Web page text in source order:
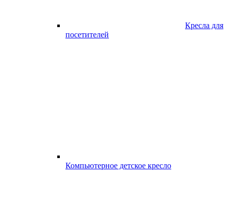
Кресла для
посетителей
Компьютерное детское кресло